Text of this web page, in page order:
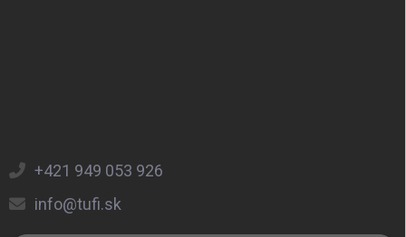
+421 949 053 926
info@tufi.sk